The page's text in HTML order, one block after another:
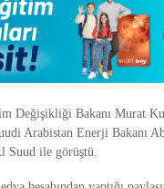
Değişikliği Bakanı Murat
Arabistan Enerji Bakanı
Suud ile görüştü.